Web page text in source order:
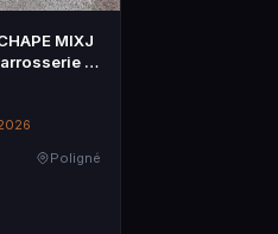
MIXJ
:
Poligné